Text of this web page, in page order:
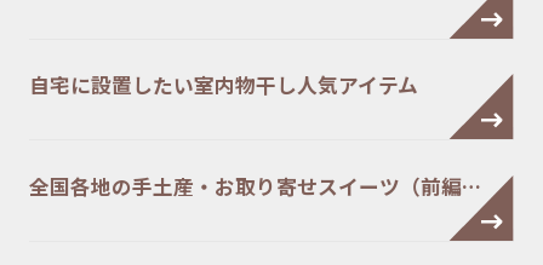
自宅に設置したい室内物干し人気アイテム
全国各地の手土産・お取り寄せスイーツ（前編…